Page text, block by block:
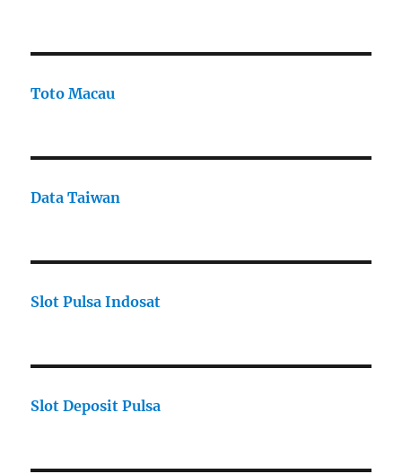
Toto Macau
Data Taiwan
Slot Pulsa Indosat
Slot Deposit Pulsa